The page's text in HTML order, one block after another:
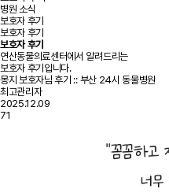
병원 소식
보호자 후기
보호자 후기
보호자 후기
연산동물의료센터에서 알려드리는
보호자 후기입니다.
몽지 보호자님 후기 :: 부산 24시 동물병원
최고관리자
2025.12.09
71